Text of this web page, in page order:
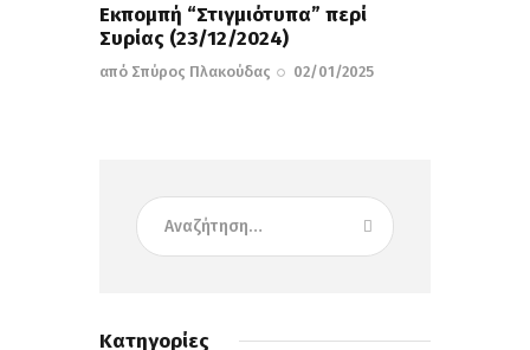
Εκπομπή “Στιγμιότυπα” περί
Συρίας (23/12/2024)
από Σπύρος Πλακούδας 02/01/2025
Κατηγορίες